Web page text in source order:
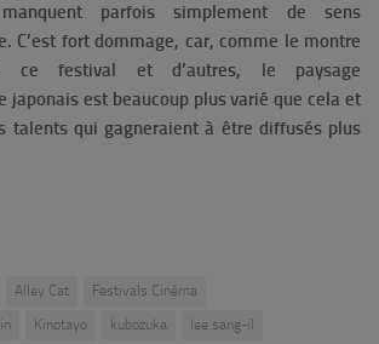
parfois simplement de sens
C’est fort dommage, car, comme le montre
ce festival et d’autres, le paysage
japonais est beaucoup plus varié que cela et
talents qui gagneraient à être diffusés plus
Alley Cat
Festivals Cinéma
Kinotayo kubozuka
lee sang-il